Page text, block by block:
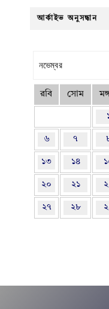
আর্কাইভ অনুসন্ধান
রবি সোম
৬ ৭
১৩ ১৪
২০ ২১
২৭ ২৮